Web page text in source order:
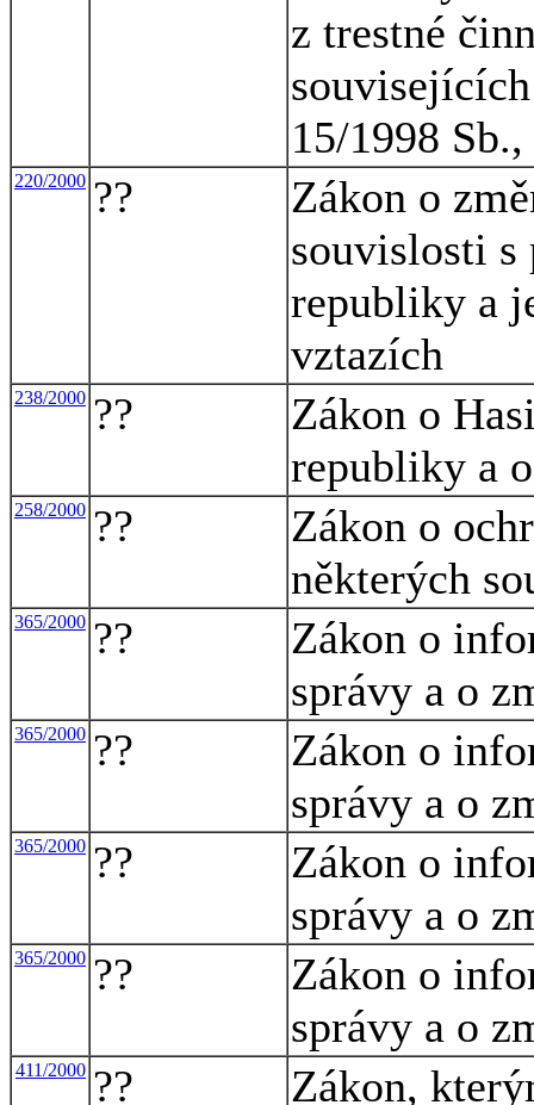
z trestné
15/1998
220/2000 ??
Zákon o
souvislosti s
republiky a
vztazích
238/2000 ??
Zákon o
republiky a
258/2000 ??
Zákon o
některých
365/2000 ??
Zákon o
správy a o
365/2000 ??
Zákon o
správy a o
365/2000 ??
Zákon o
správy a o
365/2000 ??
Zákon o
správy a o
411/2000 ??
Zákon,